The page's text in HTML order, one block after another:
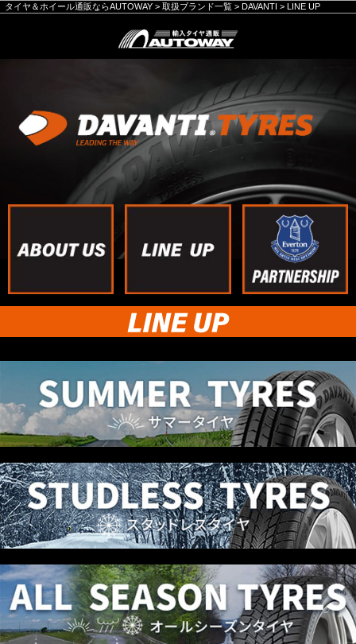
タイヤ＆ホイール通販ならAUTOWAY > 取扱ブランド一覧 > DAVANTI > LINE UP